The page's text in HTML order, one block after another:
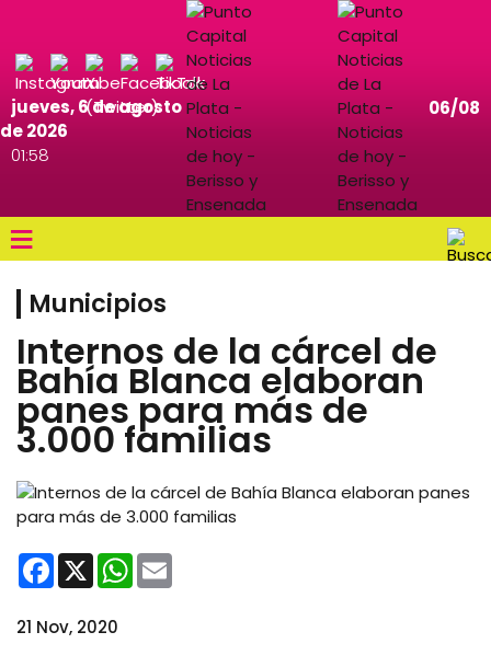
jueves, 6 de agosto
de 2026
01:58
06/08
≡
Municipios
Internos de la cárcel de
Bahía Blanca elaboran
panes para más de
3.000 familias
Facebook
X WhatsApp
21 Nov, 2020